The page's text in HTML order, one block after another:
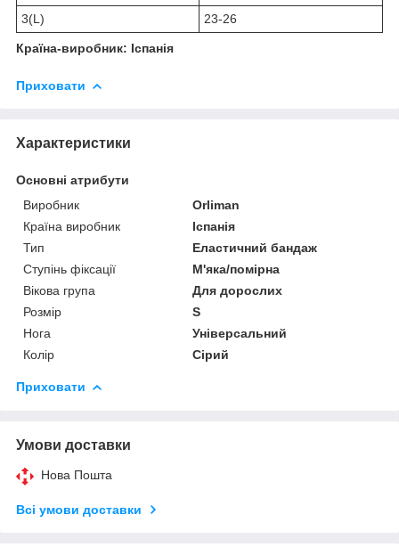
3(L)
23-26
Країна-виробник: Іспанія
Приховати
Характеристики
Основні атрибути
Виробник
Orliman
Країна виробник
Іспанія
Тип
Еластичний бандаж
Ступінь фіксації
М'яка/помірна
Вікова група
Для дорослих
Розмір
S
Нога
Універсальний
Колір
Сірий
Приховати
Умови доставки
Нова Пошта
Всі умови доставки